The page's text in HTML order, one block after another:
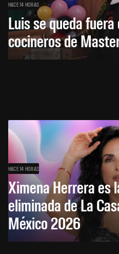
HACE 14 HORAS
Luis se queda
cocineros de
HACE 14 HORAS
Ximena Herrera es
eliminada de La
México 2026